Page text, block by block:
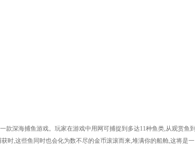
深海捕鱼游戏。玩家在游戏中用网可捕捉到多达11种鱼类,从观赏鱼到
时,这些鱼同时也会化为数不尽的金币滚滚而来,堆满你的船舱,这将是一